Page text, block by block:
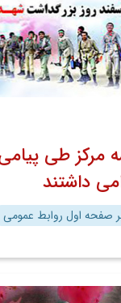
مرکز طی
داشتند
صفحه اول روابط عمومی